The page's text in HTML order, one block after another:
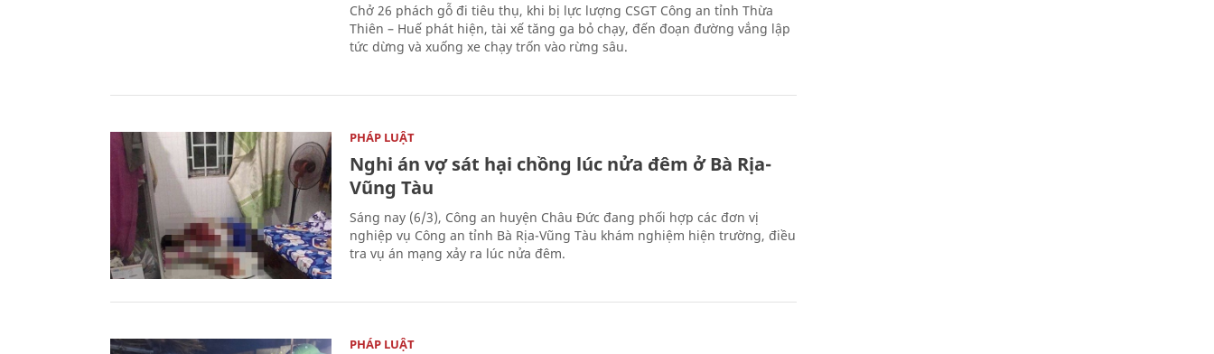
Chở 26 phách gỗ đi tiêu thụ, khi bị lực lượng CSGT Công an tỉnh Thừa
Thiên – Huế phát hiện, tài xế tăng ga bỏ chạy, đến đoạn đường vắng lập
tức dừng và xuống xe chạy trốn vào rừng sâu.
PHÁP LUẬT
Nghi án vợ sát hại chồng lúc nửa đêm ở Bà Rịa-
Vũng Tàu
Sáng nay (6/3), Công an huyện Châu Đức đang phối hợp các đơn vị
nghiệp vụ Công an tỉnh Bà Rịa-Vũng Tàu khám nghiệm hiện trường, điều
tra vụ án mạng xảy ra lúc nửa đêm.
PHÁP LUẬT